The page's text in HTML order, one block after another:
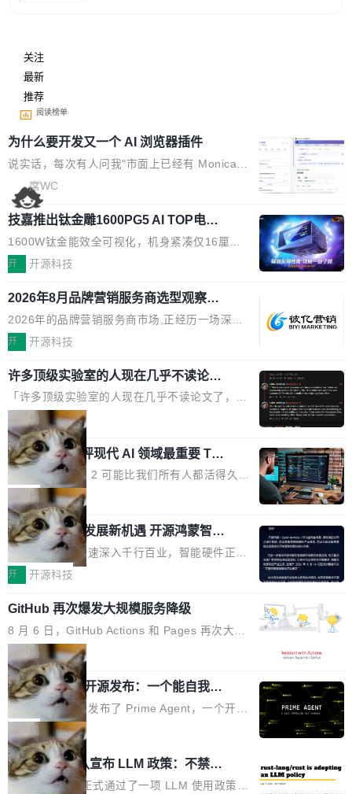
关注
最新
推荐
阅读榜单
为什么要开发又一个 AI 浏览器插件
说实话，每次有人问我"市面上已经有 Monica、
Sider、Copilot for Chrome 这些 AI 浏览器插件
了，你为什么还要再做一个"，我都觉得这个问题
问得好。 因为我自己也是从用户变成开发者的。
现有产品的天花板 我用过不少 AI 浏览器插件。
刚开始觉得都挺好——选中一段文字，弹出解
要。但用久了你会发现，它们本质上都是同一类
东西：一个带网页上下文的聊天框。 它们能读取
页面的文本，然后把文本丢给大模型，再返回一
段回答。仅此而已。 这当然有用，但总觉得差点
意思。比如我在一个后台管理系统里，需要填50
个表单字段，每个字段还有联动逻辑；比如我
想...
席WC
技嘉推出钛金雕1600PG5 AI TOP电
源：为发烧级主机与本地AI算力打造旗
舰供电方案
1600W钛金能效全可视化，机身紧凑仅16厘米
继2026台北电脑展首度亮相后，技嘉科技近日正
电源专为发烧级DIY主机与本地AI算力平台打
造，整机长度仅16厘米，提供1600W额定功率
与80PLUS钛金能效；支持ATX 3.1与PCIe 5.1
规范，结合服务器级元件、完善供电线材与内置
实时LCD监控屏，可充分满足当下高阶PC主机
的严苛使用需求。 澎湃功率，紧凑机身 钛金雕1
600PG5 AI TOP具备强悍输出功率，同时实现
机身尺寸大幅精简。整机长度仅16厘米，属于同
功率段机身尺寸十分紧凑的1600W电源产品。小
巧机身有效提升市面主流标准A...
开 开源科技
2026年8月品牌营销服务商选型观察：
从流量思维到品牌资产思维的范式转移
2026年的品牌营销服务商市场,正经历一场深刻
的价值重构。全球全案品牌代理机构市场从2025
复合增长率达5.44%,预计2032年将突破120亿美
元。数字广告与公共关系相关服务市场更是从20
25年的8463亿美元扩张至2026年的8763亿美
元。数字的背后是一个清晰的事实——品牌对专
业化营销服务的需求从未如此迫切。 但市场扩容
的同时,服务商的竞争逻辑正在改变。2026年Top
Agency年度合辑的观察指出,“产品”这个离消费
者最近的载体,在整个品牌营销层面的权重显著变
高了。全域营销服务商的竞争正在从规模转向深
度,案例厚度、全域覆盖、多线协同...
开 开源科技
许多顶级实验室的人现在几乎不读论文
了
「许多顶级实验室的人现在几乎不读论文了，而
且他们认为 ICLR/ICML/NeurIPS 充斥着大量过
度宣传和欺诈。」 OpenAI 研究员 Keller Jorda
n 这条推文引发了广泛讨论。他不是在说风凉
话，他是说出了一个圈内人尽皆知但很少公开捅
破的事实。 Jordan 随后补充了一句软化声明：
「我不认为这些会议上大部分论文都在过度宣传
或造假。问题是，作为读者，如果你筛选出那些
看起来最令人兴奋的论文，那它们大部分都是过
度宣传的。」 这才是真正的痛点。不是所有论文
都有问题，是最吸引眼球的那批论文最有问题。
他引用的帖子来自 Mathew Shen，一位 ICLR 2
026 的读者：「看了篇 ...
局
xAI 前工程师评现代 AI 领域最重要 Top
3 开源项目
Flash Attention 2 可能比我们所有人都活得久。
这句话不是来自某个技术博客，而是出自 Hieu
Pham 的一条推文。Hieu Pham 是谁？他是 xAI
的早期工程师之一，在 Grok 训练基础设施团队
工作过。近日他在 X 上发了一条帖子，列出了他
认为现代 AI 领域最重要的三个开源项目。 第一
理由很具体。FA 系列不需要解释，但 FA2 是他
认为最重要的一个——复杂度恰到好处，刚好能
驱动你去学 CuTe，但还没被那些"邪恶的" Hopp
er++ 优化所淹没，足够容易修改和适配。 更关
键的是 FA2 的持久性...
局
共商智能硬件发展新机遇 开源鸿蒙智能
硬件开发者日杭州站即将举行
随着万物智联加速深入千行百业，智能硬件正从
单点设备迈向智能化、网联化、协同化发展。作
鸿蒙通过统一技术底座和分布式能力，为不同类
型智能设备的开发、连接与互联提供关键支撑，
也为产业链企业探索产品创新与商业增长打开新
的空间。 8月14日，开源鸿蒙智能硬件开发者日
（OHDD：OpenHarmony Hardware Develope
r Day）将在杭州启航。活动面向智能硬件产业
链企业和开发者，邀请行业专家与资深技术顾
问，围绕开源鸿蒙技术能力、设备适配、芯片适
配、功耗与稳定性调优、兼容性测评及统一互联
等内容展开系统讲解和实战交流，帮助企业进一
开 开源科技
GitHub 再次爆发大规模服务降级
8 月 6 日，GitHub Actions 和 Pages 再次大规
模服务降级，Actions 完全不可用超过 5 小时，
webhook 停发，连自托管 runner 也因调度层故
障无法工作。Pages、Copilot code review、C
opilot coding agent 全部受影响。从检测到完全
恢复，大约 12 小时。 这是 2026 年 8 月的第六
起事故，其中四起与 AI/Copilot 服务相关。 Git
Hub 员工 kdaigle 在 HN 讨论中贴出了一组数
据：2025 年全年 10 亿次 commit。现在，每周
局
Prime Agent 开源发布：一个能自我改
进的编程 Agent，ARC-AGI 3 超越人类
专家基线
Prime Intellect 发布了 Prime Agent，一个开源
的编程 Agent Harness，核心设计围绕两个抽
象：Recursive Language Model（RLM）和 C
ontinual Harness。在 ARC-AGI 3 基准测试
上，Prime Agent + Opus 5 的组合达到了 95.
局
Rust 项目团队宣布 LLM 政策：不禁
止，但你要承认哪些代码不是你写的
Rust 语言项目正式通过了一项 LLM 使用政策，